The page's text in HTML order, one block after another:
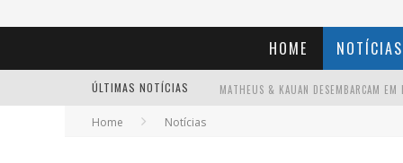
HOME NOTÍCIAS
ÚLTIMAS NOTÍCIAS
Home Notícias